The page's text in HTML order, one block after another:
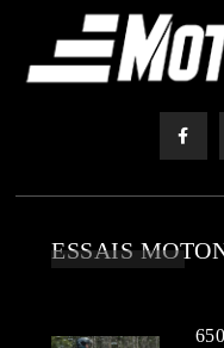
ESSAIS